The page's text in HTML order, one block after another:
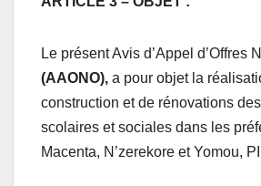
Le présent Avis d’Appel d’Offres
(AAONO), a pour objet la
construction et de rénovations
scolaires et sociales dans les
Macenta, N’zerekore et Yomou,